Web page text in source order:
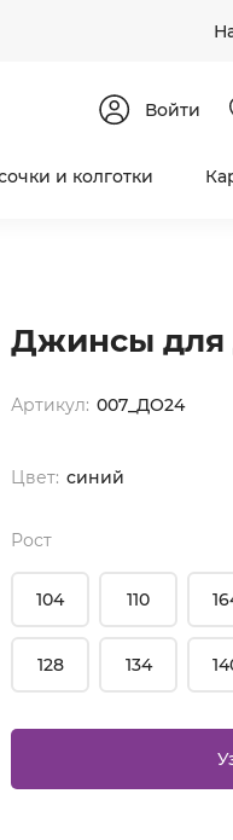
Войти
и колготки
Джинсы для
Артикул: 007_ДО24
Цвет: синий
Рост
104 110
128 134